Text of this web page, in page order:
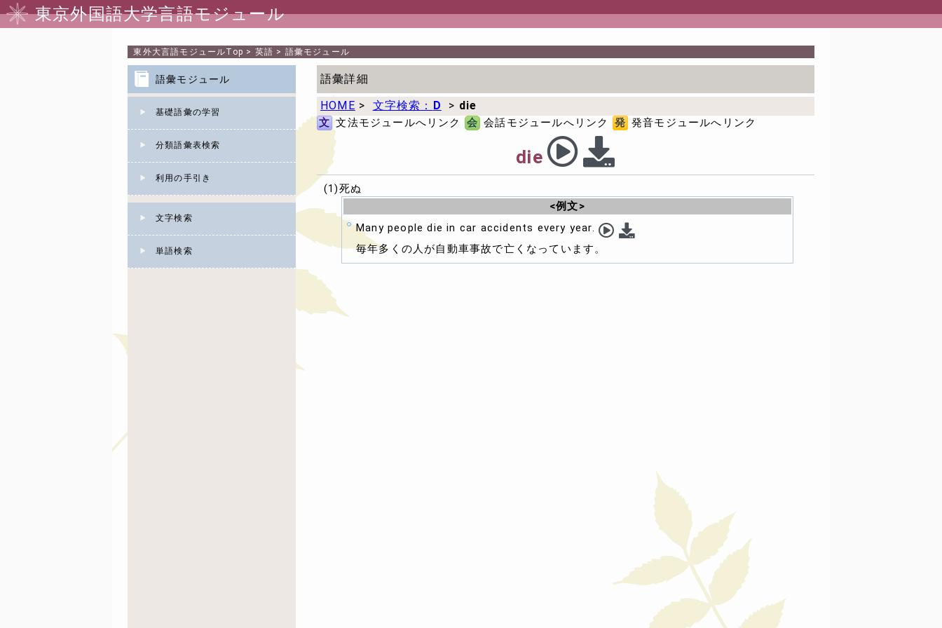
東京外国語大学言語モジュール
東外大言語モジュールTop > 英語 > 語彙モジュール
語彙モジュール
基礎語彙の学習
分類語彙表検索
利用の手引き
文字検索
単語検索
語彙詳細
HOME > 文字検索： D > die
文 文法モジュールへリンク 会 会話モジュールへリンク 発 発音モジュールへリンク
die
(1)死ぬ
<例文>
Many people die in car accidents every year.
毎年多くの人が自動車事故で亡くなっています。